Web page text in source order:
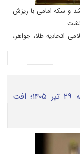
و سکه امامی با ریزش
اتحادیه طلا، جواهر،
آخرین قیمت طلا و سکه امروز دوشنبه ۲۹ تیر ۱۴۰۵؛ افت